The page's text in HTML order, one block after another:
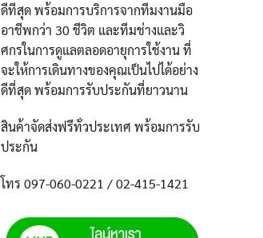
ดีทีสุด พร้อมการบริการจากทีมงานมือ
อาชีพกว่า 30 ชีวิต และทีมช่างและวิ
ศกรในการดูแลตลอดอายุการใช้งาน ที่
จะให้การเดินทางของคุณเป็นไปได้อย่าง
ดีที่สุด พร้อมการรับประกันที่ยาวนาน
สินค้าจัดส่งฟรีทั่วประเทศ พร้อมการรับ
ประกัน
โทร 097-060-0221 / 02-415-1421